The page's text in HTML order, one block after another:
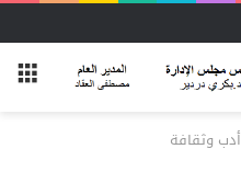
أدب وثقافة